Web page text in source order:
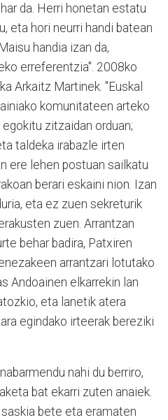
da. Herri honetan estatu
eta hori neurri handi batean
handia izan da,
erreferentzia". 2008ko
Arkaitz Martinek. "Euskal
komunitateen arteko
zitzaidan orduan;
taldeka irabazle irten
ere lehen postuan sailkatu
berari eskaini nion. Izan
eta ez zuen sekreturik
zuen. Arrantzan
behar badira, Patxiren
arrantzari lotutako
Andoainen elkarrekin lan
eta lanetik atera
egindako irteerak bereziki
nahi du berriro,
bat ekarri zuten anaiek.
bete eta eramaten